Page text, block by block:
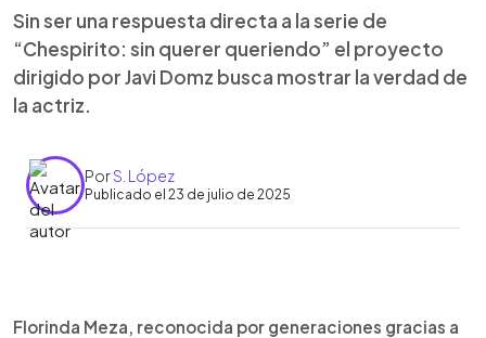
Sin ser una respuesta directa a la serie de
“Chespirito: sin querer queriendo” el proyecto
dirigido por Javi Domz busca mostrar la verdad de
la actriz.
PorS. López
Publicado el 23 de julio de 2025
► Escuchar artículo
Florinda Meza, reconocida por generaciones gracias a